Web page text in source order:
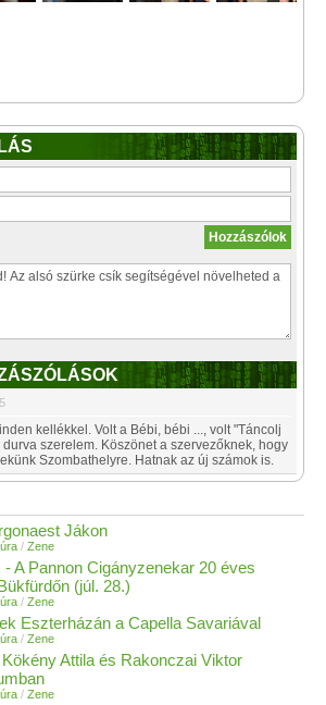
kellékkel. Volt a Bébi, bébi ..., volt "Táncolj
szerelem. Köszönet a szervezőknek, hogy
Szombathelyre. Hatnak az új számok is.
Jákon
/ Zene
A Pannon Cigányzenekar 20 éves
(júl. 28.)
/ Zene
Eszterházán a Capella Savariával
/ Zene
Attila és Rakonczai Viktor
/ Zene